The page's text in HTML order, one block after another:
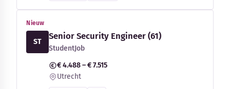
Nieuw
ST
Senior Security Engineer (61)
StudentJob
€ 4.488 – € 7.515
Utrecht